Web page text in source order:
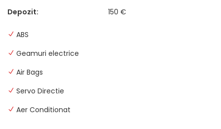
Depozit:
150 €
ABS
Geamuri electrice
Air Bags
Servo Directie
Aer Conditionat